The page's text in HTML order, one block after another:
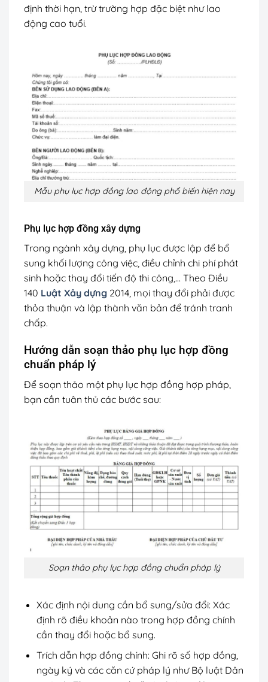
định thời hạn, trừ trường hợp đặc biệt như lao
động cao tuổi.
Mẫu phụ lục hợp đồng lao động phổ biến hiện nay
Phụ lục hợp đồng xây dựng
Trong ngành xây dựng, phụ lục được lập để bổ
sung khối lượng công việc, điều chỉnh chi phí phát
sinh hoặc thay đổi tiến độ thi công,… Theo Điều
140 Luật Xây dựng 2014, mọi thay đổi phải được
thỏa thuận và lập thành văn bản để tránh tranh
chấp.
Hướng dẫn soạn thảo phụ lục hợp đồng
chuẩn pháp lý
Để soạn thảo một phụ lục hợp đồng hợp pháp,
bạn cần tuân thủ các bước sau:
Soạn thảo phụ lục hợp đồng chuẩn pháp lý
Xác định nội dung cần bổ sung/sửa đổi: Xác
định rõ điều khoản nào trong hợp đồng chính
cần thay đổi hoặc bổ sung.
Trích dẫn hợp đồng chính: Ghi rõ số hợp đồng,
ngày ký và các căn cứ pháp lý như Bộ luật Dân